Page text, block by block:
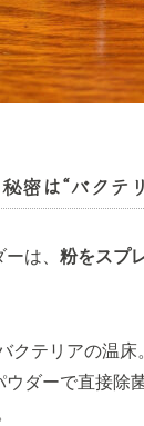
密は“バクテ
は、 粉をスプ
クテリアの温床
ウダーで直接除